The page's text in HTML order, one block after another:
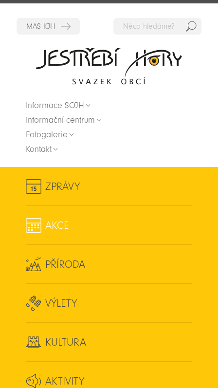
Informace SOJH
Informační centrum
Fotogalerie
Kontakt
ZPRÁVY
AKCE
PŘÍRODA
VÝLETY
KULTURA
AKTIVITY